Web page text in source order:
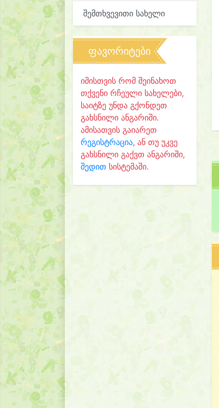
შემთხვევითი სახელი
ფავორიტები
იმისთვის რომ შეინახოთ
თქვენი რჩეული სახელები,
საიტზე უნდა გქონდეთ
გახსნილი ანგარიში.
ამისათვის გაიარეთ
რეგისტრაცია, ან თუ უკვე
გახსნილი გაქვთ ანგარიში,
შედით სისტემაში.